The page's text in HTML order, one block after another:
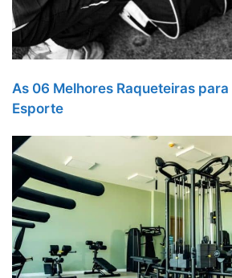
As 06 Melhores Raqueteiras
Esporte